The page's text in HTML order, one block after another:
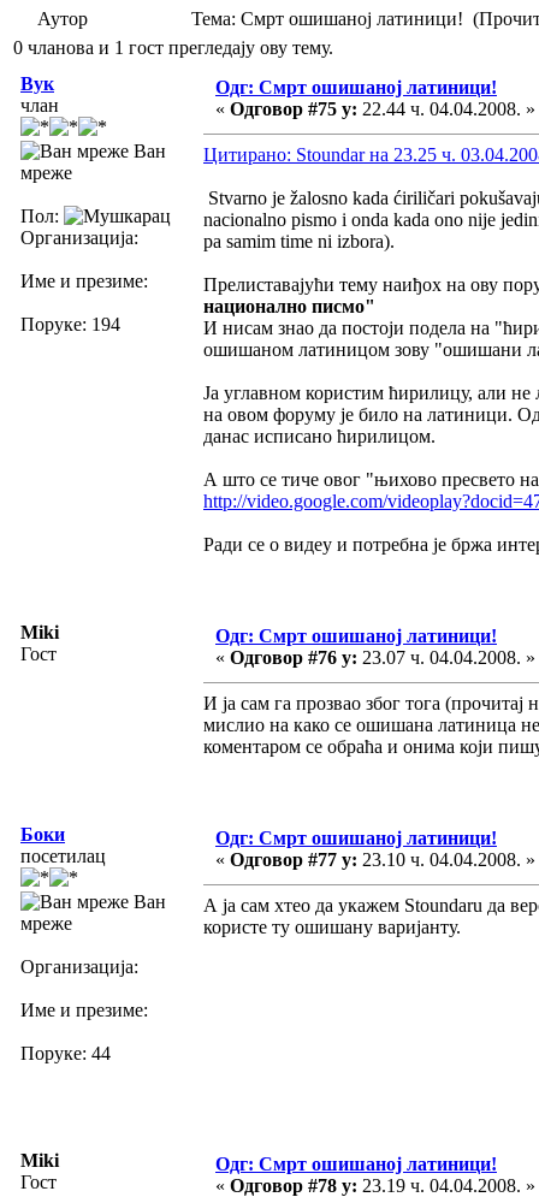
Аутор
Тема: Смрт ошишаној латиници!
0 чланова и 1 гост прегледају ову тему.
Вук
члан
Ван
мреже
Пол:
Организација:
Име и презиме:
Поруке: 194
Одг: Смрт ошишаној латиници!
« Одговор #75 у: 22.44 ч. 04.04.2008. »
Цитирано: Stoundar на 23.25 ч.
Stvarno je žalosno kada ćiriličari
nacionalno pismo i onda kada ono nije
pa samim time ni izbora).
Прелиставајући тему наиђох на ову
национално писмо"
И нисам знао да постоји подела на
ошишаном латиницом зову "ошишани
Ја углавном користим ћирилицу, али
на овом форуму је било на латиници.
данас исписано ћирилицом.
А што се тиче овог "њихово пресвето
http://video.google.com/
Ради се о видеу и потребна је бржа
Miki
Гост
Одг: Смрт ошишаној латиници!
« Одговор #76 у: 23.07 ч. 04.04.2008. »
И ја сам га прозвао због тога
мислио на како се ошишана латиница
коментаром се обраћа и онима који
Боки
посетилац
Ван
мреже
Организација:
Име и презиме:
Поруке: 44
Одг: Смрт ошишаној латиници!
« Одговор #77 у: 23.10 ч. 04.04.2008. »
А ја сам хтео да укажем Stoundaru да
користе ту ошишану варијанту.
Miki
Гост
Одг: Смрт ошишаној латиници!
« Одговор #78 у: 23.19 ч. 04.04.2008. »